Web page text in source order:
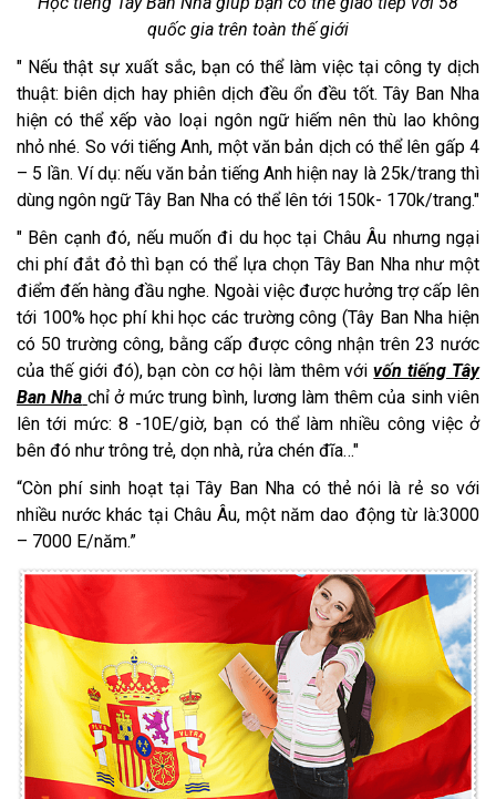
quốc gia trên toàn thế giới
" Nếu thật sự xuất sắc, bạn có thể làm việc tại công ty dịch
thuật: biên dịch hay phiên dịch đều ổn đều tốt. Tây Ban Nha
hiện có thể xếp vào loại ngôn ngữ hiếm nên thù lao không
nhỏ nhé. So với tiếng Anh, một văn bản dịch có thể lên gấp 4
– 5 lần. Ví dụ: nếu văn bản tiếng Anh hiện nay là 25k/trang thì
dùng ngôn ngữ Tây Ban Nha có thể lên tới 150k- 170k/trang."
" Bên cạnh đó, nếu muốn đi du học tại Châu Âu nhưng ngại
chi phí đắt đỏ thì bạn có thể lựa chọn Tây Ban Nha như một
điểm đến hàng đầu nghe. Ngoài việc được hưởng trợ cấp lên
tới 100% học phí khi học các trường công (Tây Ban Nha hiện
có 50 trường công, bằng cấp được công nhận trên 23 nước
của thế giới đó), bạn còn cơ hội làm thêm vớivốn tiếng Tây
Ban Nha chỉ ở mức trung bình, lương làm thêm của sinh viên
lên tới mức: 8 -10E/giờ, bạn có thể làm nhiều công việc ở
bên đó như trông trẻ, dọn nhà, rửa chén đĩa…"
Còn phí sinh hoạt tại Tây Ban Nha có thẻ nói là rẻ so với
nhiều nước khác tại Châu Âu, một năm dao động từ là:3000
– 7000 E/năm.